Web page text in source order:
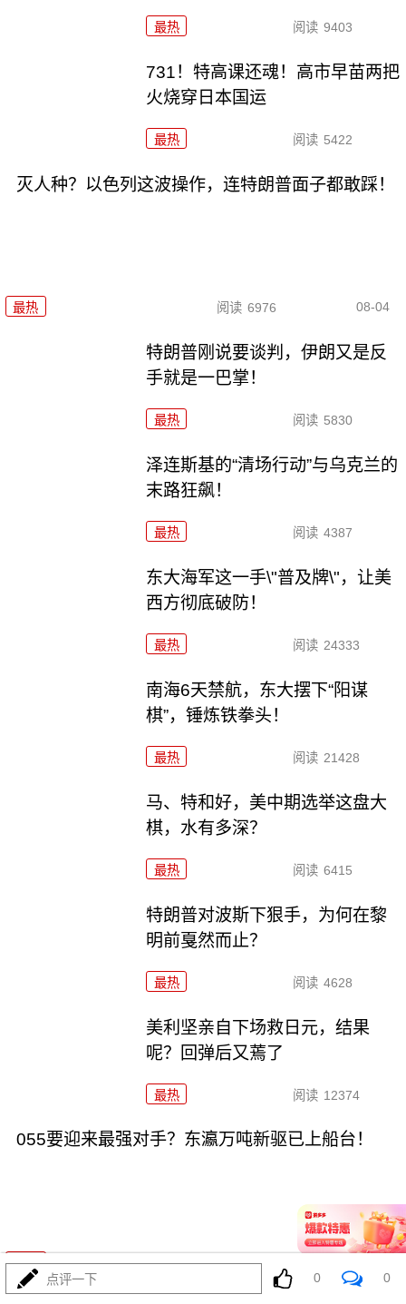
最热 阅读 9403
731！特高课还魂！高市早苗两把
火烧穿日本国运
最热 阅读 5422
灭人种？以色列这波操作，连特朗普面子都敢踩！
最热 阅读 6976 08-04
特朗普刚说要谈判，伊朗又是反
手就是一巴掌！
最热 阅读 5830
泽连斯基的“清场行动”与乌克兰的
末路狂飙！
最热 阅读 4387
东大海军这一手\"普及牌\"，让美
西方彻底破防！
最热 阅读 24333
南海6天禁航，东大摆下“阳谋
棋”，锤炼铁拳头！
最热 阅读 21428
马、特和好，美中期选举这盘大
棋，水有多深？
最热 阅读 6415
特朗普对波斯下狠手，为何在黎
明前戛然而止？
最热 阅读 4628
美利坚亲自下场救日元，结果
呢？回弹后又蔫了
最热 阅读 12374
055要迎来最强对手？东瀛万吨新驱已上船台！
最热 阅读 11221
点评一下 0 0